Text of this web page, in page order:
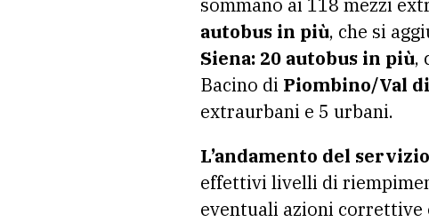
sommano ai 118 mezzi
autobus in più, che si
Siena: 20 autobus in più,
Bacino di Piombino/Val
extraurbani e 5 urbani.
L’andamento del
effettivi livelli di
eventuali azioni